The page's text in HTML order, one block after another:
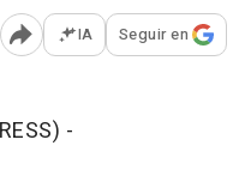
Abrir opciones para
IA Seguir en
-